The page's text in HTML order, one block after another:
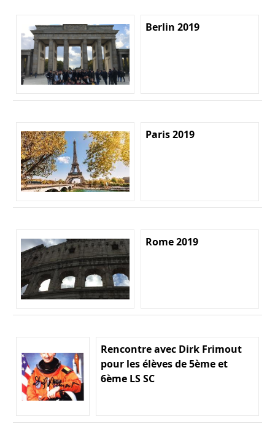
Berlin 2019
Paris 2019
Rome 2019
Rencontre avec Dirk Frimout
pour les élèves de 5ème et
6ème LS SC